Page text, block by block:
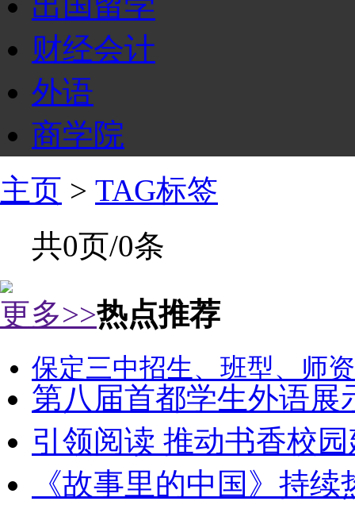
财经会计
外语
商学院
主页 > TAG标签
共0页/0条
更多>>热点推荐
保定三中招生、班型、师
第八届首都学生外语展
引领阅读 推动书香校
《故事里的中国》持